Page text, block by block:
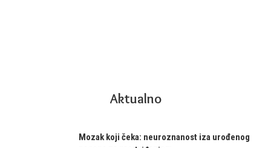
Aktualno
Mozak koji čeka: neuroznanost iza urođenog